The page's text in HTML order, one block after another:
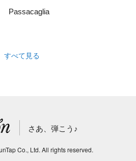
Passacaglia
すべて見る
さあ、弾こう♪
Co., Ltd. All rights reserved.